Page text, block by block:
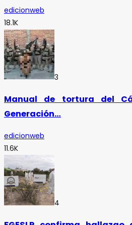
edicionweb
18.1K
3
Manual de tortura del
Generación…
edicionweb
11.6K
4